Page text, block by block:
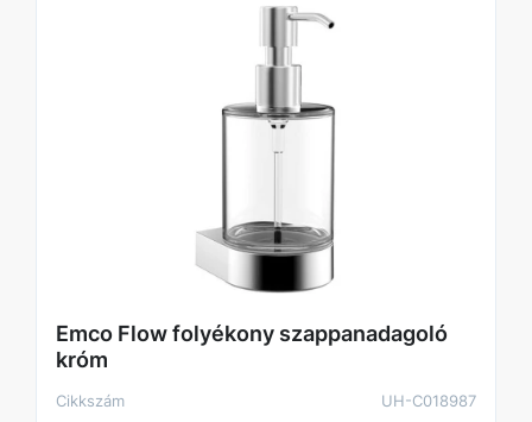
Emco Flow folyékony szappanadagoló
króm
Cikkszám
UH-C018987